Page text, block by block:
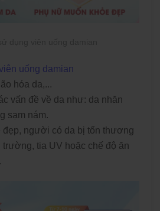
uống damian
hóa da,...
vấn đề về da như: da nhăn
sạm nám.
đẹp, người có da bị tổn thương
trường, tia UV hoặc chế độ ăn